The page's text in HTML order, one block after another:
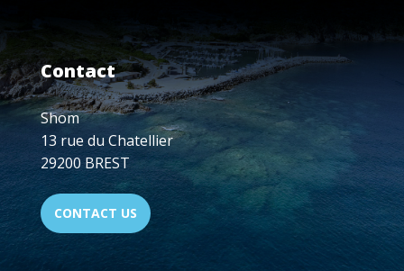
Contact
Shom
13 rue du Chatellier
29200 BREST
CONTACT US